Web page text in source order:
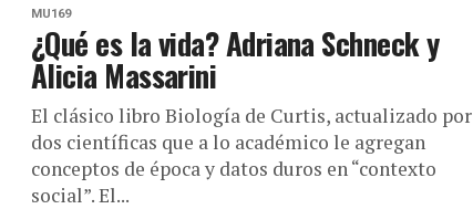
MU169
¿Qué es la vida? Adriana Schneck y
Alicia Massarini
El clásico libro Biología de Curtis, actualizado por
dos científicas que a lo académico le agregan
conceptos de época y datos duros en “contexto
social”. El...